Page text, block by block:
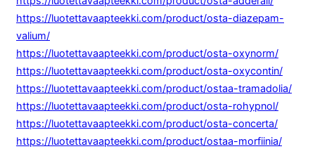
https://luotettavaapteekki.com/product/osta-diazepam-
valium/
https://luotettavaapteekki.com/product/osta-oxynorm/
https://luotettavaapteekki.com/product/osta-oxycontin/
https://luotettavaapteekki.com/product/ostaa-tramadolia/
https://luotettavaapteekki.com/product/osta-rohypnol/
https://luotettavaapteekki.com/product/osta-concerta/
https://luotettavaapteekki.com/product/ostaa-morfiinia/